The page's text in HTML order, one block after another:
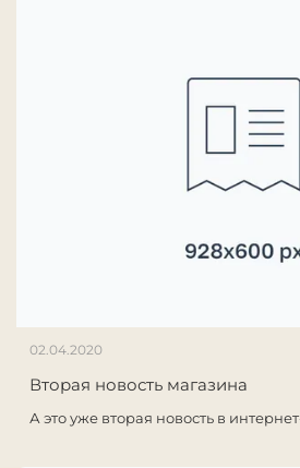
Вторая новость магазина
А это уже вторая новость в
02.04.2020